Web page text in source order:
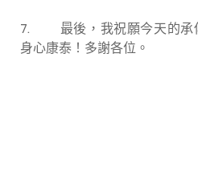
7. 最後，我祝願今天的承
身心康泰！多謝各位。